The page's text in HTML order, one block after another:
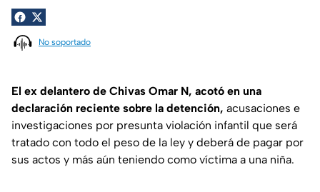
No soportado
El ex delantero de Chivas Omar N, acotó en una
declaración reciente sobre la detención, acusaciones e
investigaciones por presunta violación infantil que será
tratado con todo el peso de la ley y deberá de pagar por
sus actos y más aún teniendo como víctima a una niña.